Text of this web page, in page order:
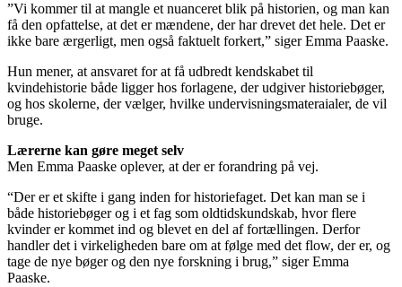
”Vi kommer til at mangle et nuanceret blik på historien, og man kan
få den opfattelse, at det er mændene, der har drevet det hele. Det er
ikke bare ærgerligt, men også faktuelt forkert,” siger Emma Paaske.
Hun mener, at ansvaret for at få udbredt kendskabet til
kvindehistorie både ligger hos forlagene, der udgiver historiebøger,
og hos skolerne, der vælger, hvilke undervisningsmateraialer, de vil
bruge.
Lærerne kan gøre meget selv
Men Emma Paaske oplever, at der er forandring på vej.
“Der er et skifte i gang inden for historiefaget. Det kan man se i
både historiebøger og i et fag som oldtidskundskab, hvor flere
kvinder er kommet ind og blevet en del af fortællingen. Derfor
handler det i virkeligheden bare om at følge med det flow, der er, og
tage de nye bøger og den nye forskning i brug,” siger Emma
Paaske.